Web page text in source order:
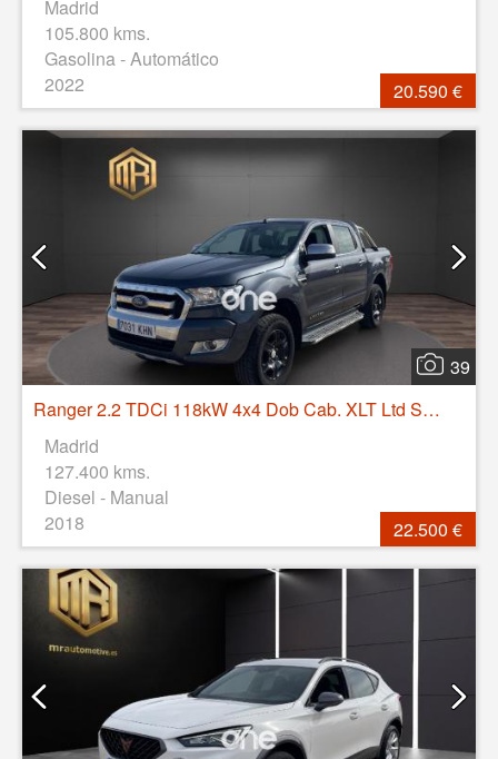
Madrid
105.800 kms.
Gasolina - Automático
2022
20.590 €
39
Ranger 2.2 TDCi 118kW 4x4 Dob Cab. XLT Ltd S/S caja abierta
Madrid
127.400 kms.
Diesel - Manual
2018
22.500 €